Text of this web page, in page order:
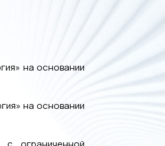
на основании
на основании